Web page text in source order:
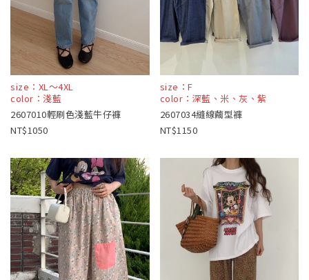
size：XL～4XL
color：淺藍
2607010輕刷色淺藍牛仔褲
1050
size：F
color：深藍、米、灰、紫
2607034縫線繭型褲
1150